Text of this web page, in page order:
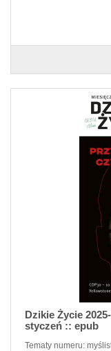
Dzikie Życie
styczeń :: epub
Tematy numeru: